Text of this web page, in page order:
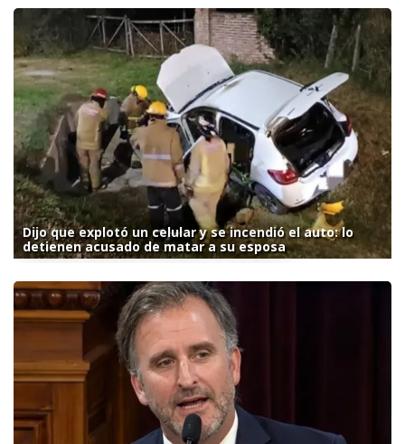
Dijo que explotó un celular y se incendió el auto: lo
detienen acusado de matar a su esposa